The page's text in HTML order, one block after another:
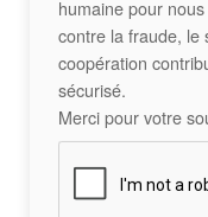
humaine pour
contre la fraude, le
coopération
sécurisé.
Merci pour votre